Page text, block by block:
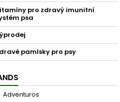
pro zdravý imunitní
psa
pamlsky pro psy
Adventuros